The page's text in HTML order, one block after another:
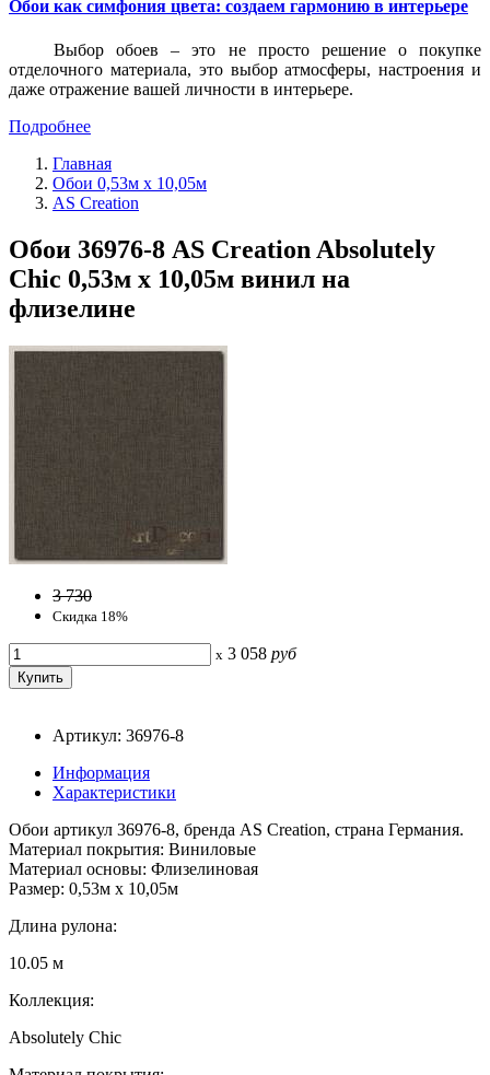
Обои как симфония цвета: создаем гармонию в интерьере
Выбор обоев – это не просто решение о покупке
отделочного материала, это выбор атмосферы, настроения и
даже отражение вашей личности в интерьере.
Подробнее
Главная
Обои 0,53м x 10,05м
AS Creation
Обои 36976-8 AS Creation Absolutely
Chic 0,53м x 10,05м винил на
флизелине
3 730
Скидка 18%
x 3 058 руб
Артикул: 36976-8
Информация
Характеристики
Обои артикул 36976-8, бренда AS Creation, страна Германия.
Материал покрытия: Виниловые
Материал основы: Флизелиновая
Размер: 0,53м x 10,05м
Длина рулона:
10.05 м
Коллекция:
Absolutely Chic